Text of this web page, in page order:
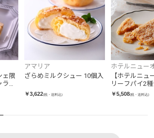
ェ限
メ
6個
アマリア
ざらめミルクシュー 10個入
￥3,622(税・送料込)
ホテルニュー
【ホテルニュ
リーフパイ2
入り
￥5,508(税・送料込)